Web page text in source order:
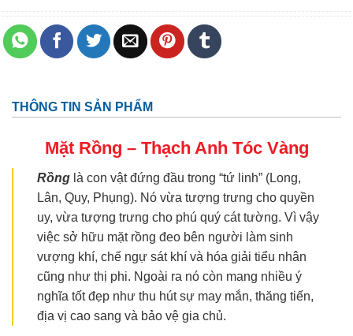
THÔNG TIN SẢN PHẨM
Mặt Rồng – Thạch Anh Tóc Vàng
Rồng là con vật đứng đầu trong “tứ linh” (Long,
Lân, Quy, Phụng). Nó vừa tượng trưng cho quyền
uy, vừa tượng trưng cho phú quý cát tường. Vì vậy
việc sở hữu mặt rồng đeo bên người làm sinh
vượng khí, chế ngự sát khí và hóa giải tiểu nhân
cũng như thị phi. Ngoài ra nó còn mang nhiều ý
nghĩa tốt đẹp như thu hút sự may mắn, thăng tiến,
địa vị cao sang và bảo vệ gia chủ.